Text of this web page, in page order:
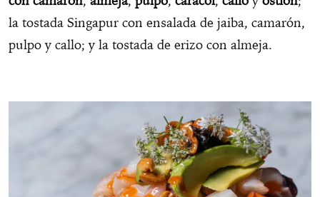
la tostada Singapur con ensalada de jaiba, camarón,
pulpo y callo; y la tostada de erizo con almeja.